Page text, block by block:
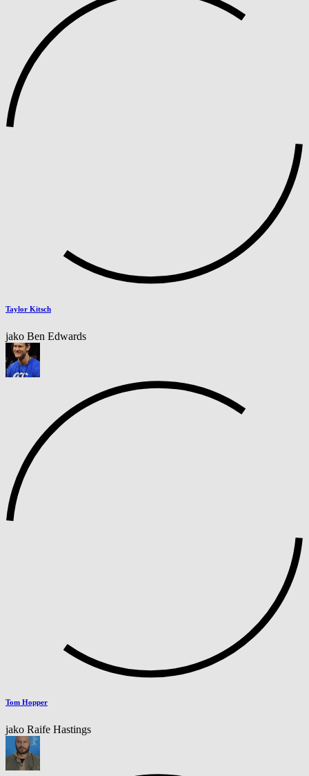
Taylor Kitsch
jako Ben Edwards
Tom Hopper
jako Raife Hastings